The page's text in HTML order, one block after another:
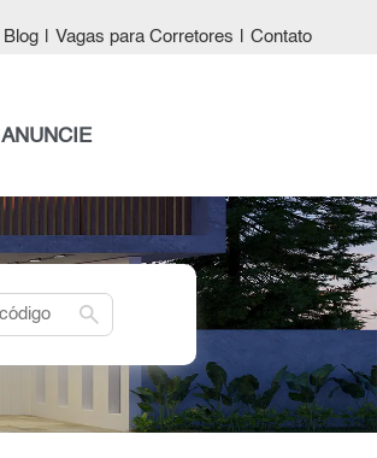
Blog Vagas para Corretores Contato
ANUNCIE
search